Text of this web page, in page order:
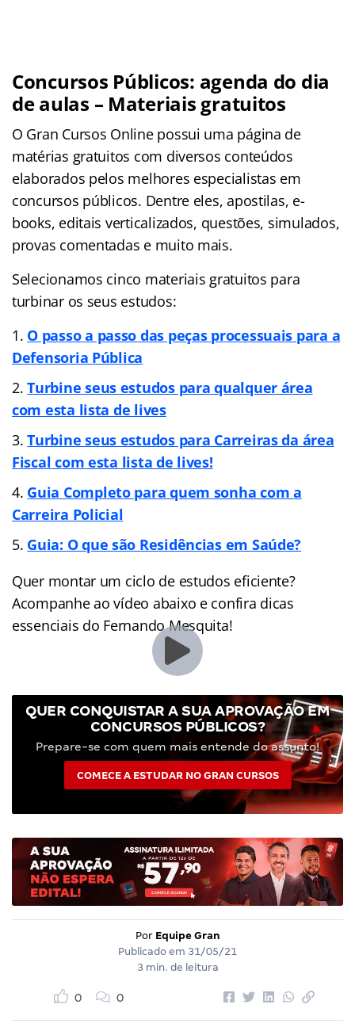
Concursos Públicos: agenda do dia
de aulas – Materiais gratuitos
O Gran Cursos Online possui uma página de
matérias gratuitos com diversos conteúdos
elaborados pelos melhores especialistas em
concursos públicos. Dentre eles, apostilas, e-
books, editais verticalizados, questões, simulados,
provas comentadas e muito mais.
Selecionamos cinco materiais gratuitos para
turbinar os seus estudos:
O passo a passo das peças processuais para a
Defensoria Pública
Turbine seus estudos para qualquer área
com esta lista de lives
Turbine seus estudos para Carreiras da área
Fiscal com esta lista de lives!
Guia Completo para quem sonha com a
Carreira Policial
Guia: O que são Residências em Saúde?
Quer montar um ciclo de estudos eficiente?
Acompanhe ao vídeo abaixo e confira dicas
essenciais do Fernando Mesquita!
QUER CONQUISTAR A SUA APROVAÇÃO EM
CONCURSOS PÚBLICOS?
Prepare-se com quem mais entende do assunto!
COMECE A ESTUDAR NO GRAN CURSOS
Por Equipe Gran
Publicado em 31/05/21
3 min. de leitura
0 0